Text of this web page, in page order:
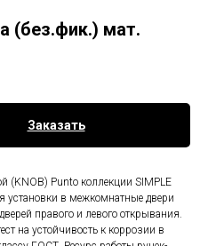
(без.фик.) мат.
Заказать
(KNOB) Punto коллекции SIMPLE
установки в межкомнатные двери
правого и левого открывания.
на устойчивость к коррозии в